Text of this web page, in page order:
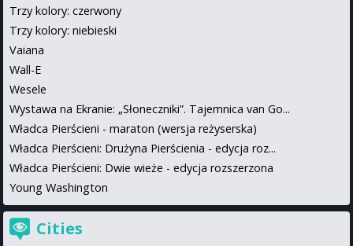
Trzy kolory: czerwony
Trzy kolory: niebieski
Vaiana
Wall-E
Wesele
Wystawa na Ekranie: „Słoneczniki”. Tajemnica van Go...
Władca Pierścieni - maraton (wersja reżyserska)
Władca Pierścieni: Drużyna Pierścienia - edycja roz...
Władca Pierścieni: Dwie wieże - edycja rozszerzona
Young Washington
Cities